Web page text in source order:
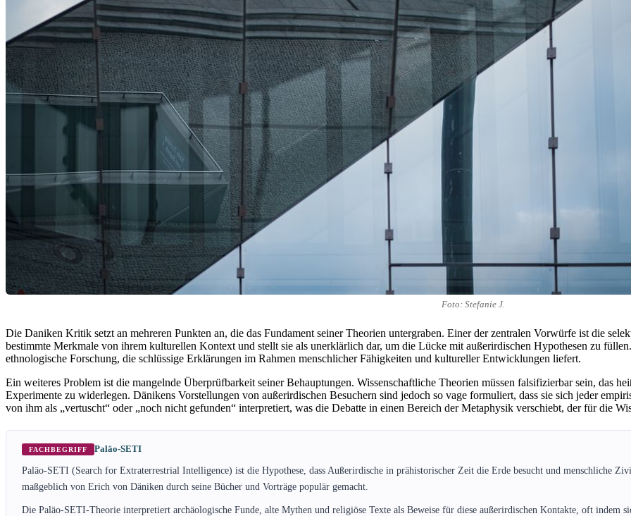
Foto: Stefanie J.
Die Daniken Kritik setzt an mehreren Punkten an, die das Fundament seiner Theorien untergraben. Einer der zentralen Vorwürfe ist die
bestimmte Merkmale von ihrem kulturellen Kontext und stellt sie als unerklärlich dar, um die Lücke mit außerirdischen Hypothesen zu
ethnologische Forschung, die schlüssige Erklärungen im Rahmen menschlicher Fähigkeiten und kultureller Entwicklungen liefert.
Ein weiteres Problem ist die mangelnde Überprüfbarkeit seiner Behauptungen. Wissenschaftliche Theorien müssen falsifizierbar sein, das
Experimente zu widerlegen. Dänikens Vorstellungen von außerirdischen Besuchern sind jedoch so vage formuliert, dass sie sich jeder
von ihm als „vertuscht“ oder „noch nicht gefunden“ interpretiert, was die Debatte in einen Bereich der Metaphysik verschiebt, der für die
FACHBEGRIFF Paläo-SETI
Paläo-SETI (Search for Extraterrestrial Intelligence) ist die Hypothese, dass Außerirdische in prähistorischer Zeit die Erde besucht und menschliche
maßgeblich von Erich von Däniken durch seine Bücher und Vorträge populär gemacht.
Die Paläo-SETI-Theorie interpretiert archäologische Funde, alte Mythen und religiöse Texte als Beweise für diese außerirdischen Kontakte, oft